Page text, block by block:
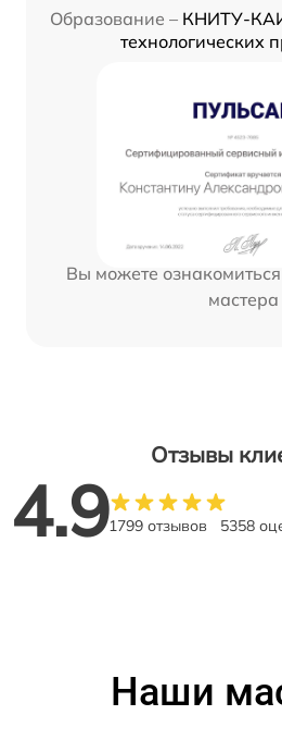
Образование – КНИТУ-
технологических
Вы можете
мастера
Отзывы
4.91799 отзывов 5358
Наши